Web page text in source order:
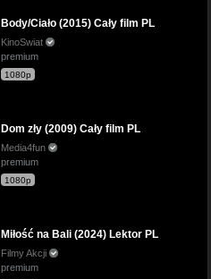
Body/Ciało (2015) Cały film PL
KinoSwiat
premium
1080p
Dom zły (2009) Cały film PL
Media4fun
premium
1080p
Miłość na Bali (2024) Lektor PL
Filmy Akcji
premium